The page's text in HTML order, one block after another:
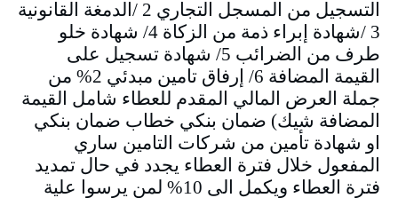
التسجيل من المسجل التجاري 2 /الدمغة القانونية
3 /شهادة إبراء ذمة من الزكاة 4/ شهادة خلو
طرف من الضرائب 5/ شهادة تسجيل على
القيمة المضافة 6/ إرفاق تامين مبدئي 2% من
جملة العرض المالي المقدم للعطاء شامل القيمة
المضافة شيك) ضمان بنكي خطاب ضمان بنكي
او شهادة تأمين من شركات التامين ساري
المفعول خلال فترة العطاء يجدد في حال تمديد
فترة العطاء ويكمل الى 10% لمن يرسوا علية